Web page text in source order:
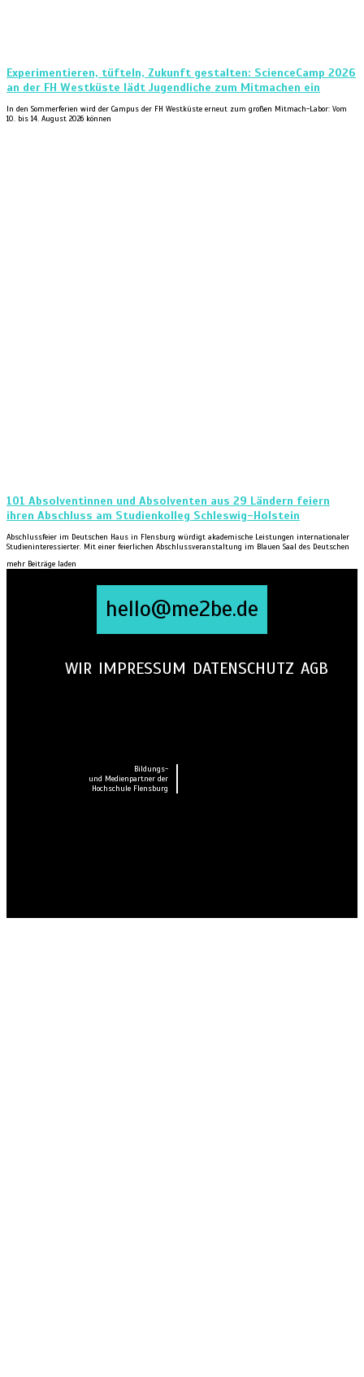
Experimentieren, tüfteln, Zukunft gestalten: ScienceCamp 2026
an der FH Westküste lädt Jugendliche zum Mitmachen ein
In den Sommerferien wird der Campus der FH Westküste erneut zum großen Mitmach-Labor: Vom
10. bis 14. August 2026 können
101 Absolventinnen und Absolventen aus 29 Ländern feiern
ihren Abschluss am Studienkolleg Schleswig-Holstein
Abschlussfeier im Deutschen Haus in Flensburg würdigt akademische Leistungen internationaler
Studieninteressierter. Mit einer feierlichen Abschlussveranstaltung im Blauen Saal des Deutschen
mehr Beiträge laden
hello@me2be.de
WIR IMPRESSUM DATENSCHUTZ AGB
Bildungs-
und Medienpartner der
Hochschule Flensburg